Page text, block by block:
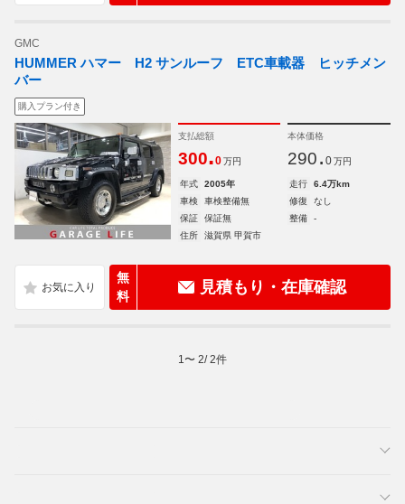
GMC
HUMMER ハマー H2 サンルーフ ETC車載器 ヒッチメン
バー
購入プラン付き
支払総額
300.0 万円
本体価格
290. 0 万円
年式 2005年 走行
6.4万km
車検
車検整備無 修復
なし
保証
保証無 整備
-
住所
滋賀県 甲賀市
無
料
見積もり・在庫確認
1 〜 2/2件